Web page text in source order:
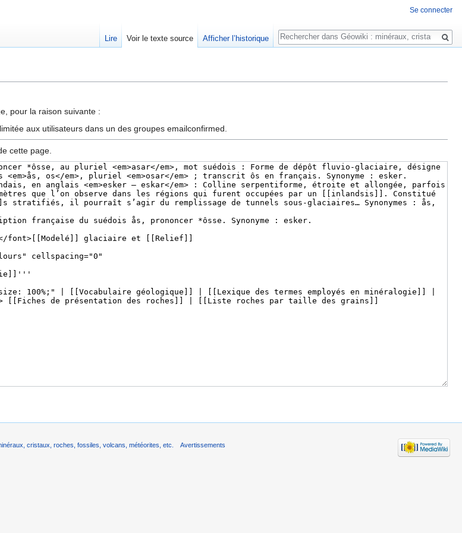
pour la raison suivante :
aux utilisateurs dans un des groupes emailconfirmed.
cette page.
Se connecter
Lire Voir le texte source Afficher l’historique
Rechercher
cristaux, roches, fossiles, volcans, météorites, etc. Avertissements